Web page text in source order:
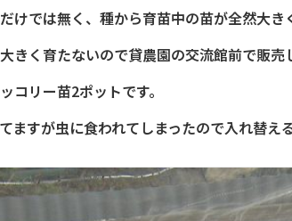
けでは無く、種から育苗中の苗が全然大き
きく育たないので貸農園の交流館前で販
コリー苗2ポットです。
ますが虫に食われてしまったので入れ替える